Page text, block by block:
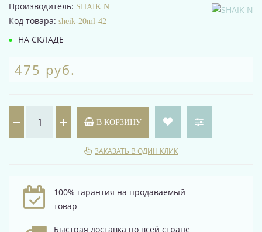
Производитель: SHAIK N
Код товара: sheik-20ml-42
НА СКЛАДЕ
475 руб.
В КОРЗИНУ
ЗАКАЗАТЬ В ОДИН КЛИК
100% гарантия на продаваемый
товар
Быстрая доставка по всей стране